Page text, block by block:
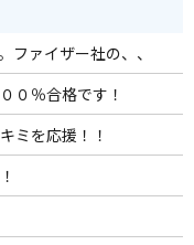
ファイザー社の、、
０％合格です！
ミを応援！！